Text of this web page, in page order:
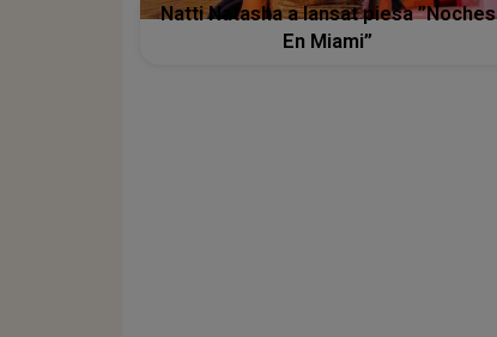
Natti Natasha a lansat piesa ”Noches
En Miami”